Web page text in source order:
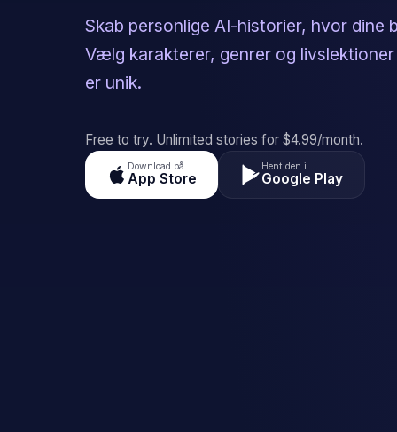
Skab personlige AI-historier, hvor dine
Vælg karakterer, genrer og
er unik.
Free to try. Unlimited stories for $4.99/month.
Download på
App Store
Hent den i
Google Play